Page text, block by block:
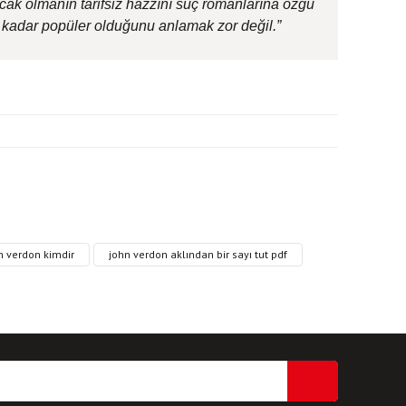
olmanın tarifsiz hazzını suç romanlarına özgü
popüler olduğunu anlamak zor değil.”
formunu kullanarak tarafımıza iletebilirsiniz.
verdon kimdir
john verdon aklından bir sayı tut pdf